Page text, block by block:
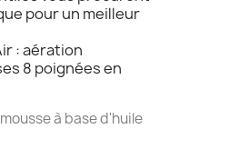
pour un meilleur
: aération
8 poignées en
à base d'huile